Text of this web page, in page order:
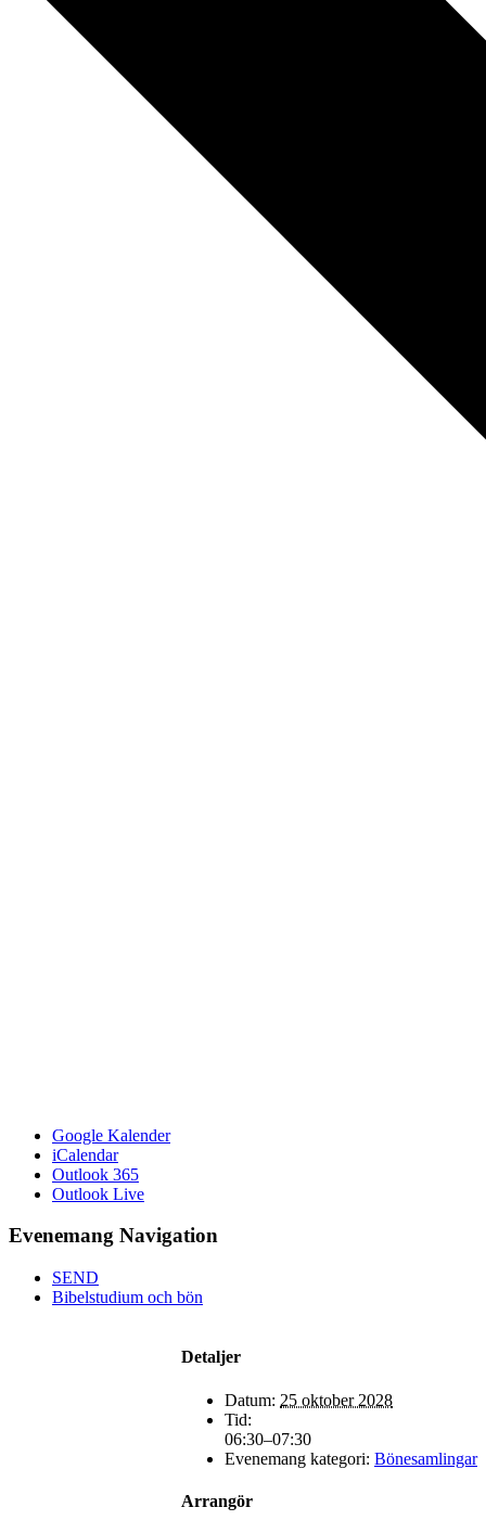
Google Kalender
iCalendar
Outlook 365
Outlook Live
Evenemang Navigation
SEND
Bibelstudium och bön
Detaljer
Datum: 25 oktober 2028
Tid:
06:30–07:30
Evenemang kategori: Bönesamlingar
Arrangör